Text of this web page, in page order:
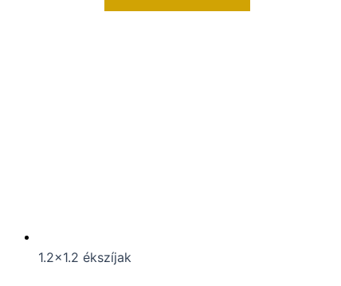
1.2x1.2 ékszíjak